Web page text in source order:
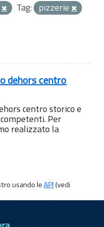
Tag: pizzerie
dehors centro
centro storico e
Per
realizzato la
usando leAPI(vedi